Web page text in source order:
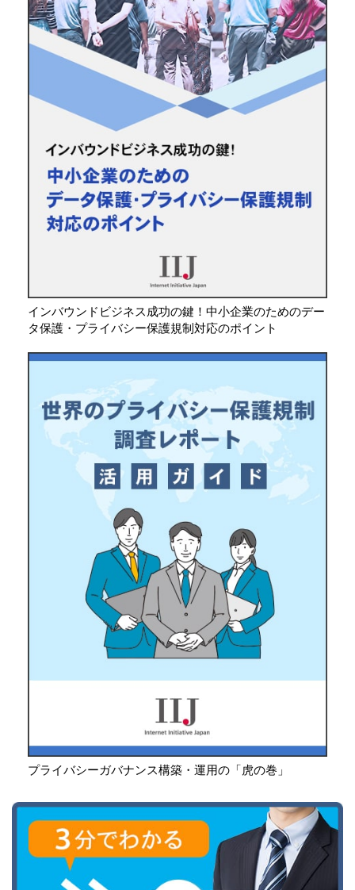
インバウンドビジネス成功の鍵！中小企業のためのデー
タ保護・プライバシー保護規制対応のポイント
プライバシーガバナンス構築・運用の「虎の巻」